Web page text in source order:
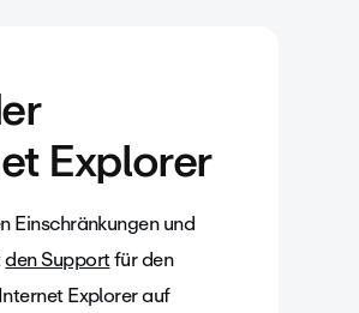
Explorer
Einschränkungen und
den Supportfür den
Explorer auf